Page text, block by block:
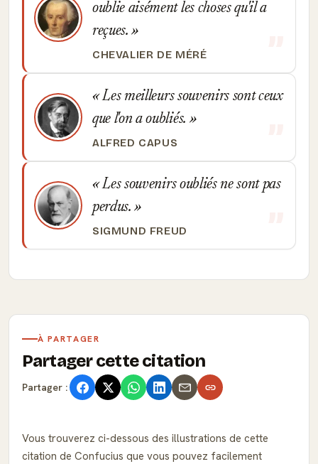
oublie aisément les choses qu'il a
reçues.
CHEVALIER DE MÉRÉ
Les meilleurs souvenirs sont ceux
que l'on a oubliés.
ALFRED CAPUS
Les souvenirs oubliés ne sont pas
perdus.
SIGMUND FREUD
À PARTAGER
Partager cette citation
Partager :
Vous trouverez ci-dessous des illustrations de cette
citation de Confucius que vous pouvez facilement